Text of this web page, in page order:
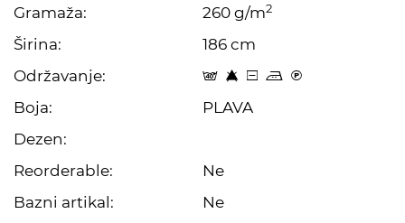
Gramaža:
260 g/m2
Širina:
186 cm
Održavanje:
t 8 a p C
Boja:
PLAVA
Dezen:
Reorderable:
Ne
Bazni artikal:
Ne